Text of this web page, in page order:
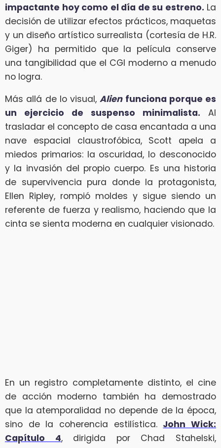
impactante hoy como el día de su estreno. La
decisión de utilizar efectos prácticos, maquetas
y un diseño artístico surrealista (cortesía de H.R.
Giger) ha permitido que la película conserve
una tangibilidad que el CGI moderno a menudo
no logra.
Más allá de lo visual,Alienfunciona porque es
un ejercicio de suspenso minimalista. Al
trasladar el concepto de casa encantada a una
nave espacial claustrofóbica, Scott apela a
miedos primarios: la oscuridad, lo desconocido
y la invasión del propio cuerpo. Es una historia
de supervivencia pura donde la protagonista,
Ellen Ripley, rompió moldes y sigue siendo un
referente de fuerza y realismo, haciendo que la
cinta se sienta moderna en cualquier visionado.
En un registro completamente distinto, el cine
de acción moderno también ha demostrado
que la atemporalidad no depende de la época,
sino de la coherencia estilística. John Wick:
Capítulo 4, dirigida por Chad Stahelski,